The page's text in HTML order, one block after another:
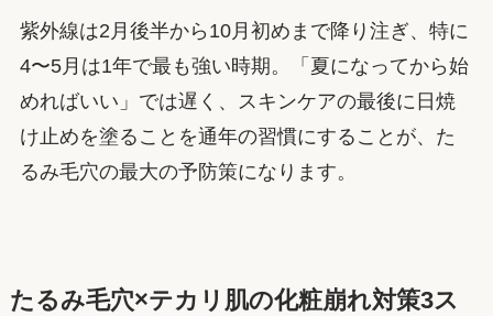
紫外線は2月後半から10月初めまで降り注ぎ、特に
4〜5月は1年で最も強い時期。「夏になってから始
めればいい」では遅く、スキンケアの最後に日焼
け止めを塗ることを通年の習慣にすることが、た
るみ毛穴の最大の予防策になります。
たるみ毛穴×テカリ肌の化粧崩れ対策3ス